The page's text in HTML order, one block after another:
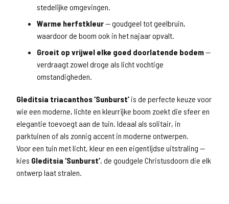
stedelijke omgevingen.
Warme herfstkleur— goudgeel tot geelbruin,
waardoor de boom ook in het najaar opvalt.
Groeit op vrijwel elke goed doorlatende bodem—
verdraagt zowel droge als licht vochtige
omstandigheden.
Gleditsia triacanthos ‘Sunburst’ is de perfecte keuze voor
wie een moderne, lichte en kleurrijke boom zoekt die sfeer en
elegantie toevoegt aan de tuin. Ideaal als solitair, in
parktuinen of als zonnig accent in moderne ontwerpen.
Voor een tuin met licht, kleur en een eigentijdse uitstraling —
kies Gleditsia ‘Sunburst’, de goudgele Christusdoorn die elk
ontwerp laat stralen.